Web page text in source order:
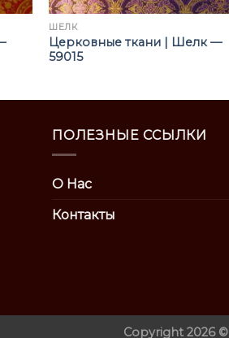
ШЁЛК
Церковные ткани | Шелк —
59015
ПОЛЕЗНЫЕ ССЫЛКИ
О Нас
Контакты
Copyright 2026 ©